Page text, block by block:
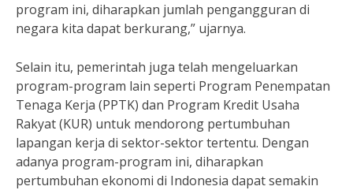
program ini, diharapkan jumlah pengangguran di
negara kita dapat berkurang,” ujarnya.
Selain itu, pemerintah juga telah mengeluarkan
program-program lain seperti Program Penempatan
Tenaga Kerja (PPTK) dan Program Kredit Usaha
Rakyat (KUR) untuk mendorong pertumbuhan
lapangan kerja di sektor-sektor tertentu. Dengan
adanya program-program ini, diharapkan
pertumbuhan ekonomi di Indonesia dapat semakin